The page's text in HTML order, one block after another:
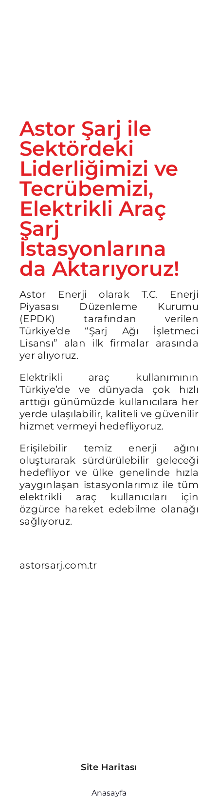
Astor Şarj ile
Sektördeki
Liderliğimizi ve
Tecrübemizi,
Elektrikli Araç
Şarj
İstasyonlarına
da Aktarıyoruz!
Astor Enerji olarak T.C. Enerji
Piyasası Düzenleme Kurumu
(EPDK) tarafından verilen
Türkiye’de “Şarj Ağı İşletmeci
Lisansı” alan ilk firmalar arasında
yer alıyoruz.
Elektrikli araç kullanımının
Türkiye’de ve dünyada çok hızlı
arttığı günümüzde kullanıcılara her
yerde ulaşılabilir, kaliteli ve güvenilir
hizmet vermeyi hedefliyoruz.
Erişilebilir temiz enerji ağını
oluşturarak sürdürülebilir geleceği
hedefliyor ve ülke genelinde hızla
yaygınlaşan istasyonlarımız ile tüm
elektrikli araç kullanıcıları için
özgürce hareket edebilme olanağı
sağlıyoruz.
astorsarj.com.tr
Site Haritası
Anasayfa